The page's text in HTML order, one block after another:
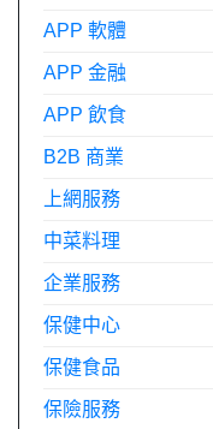
APP 軟體
APP 金融
APP 飲食
B2B 商業
上網服務
中菜料理
企業服務
保健中心
保健食品
保險服務